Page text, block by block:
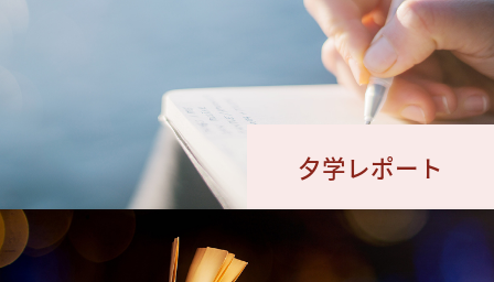
夕学レポート